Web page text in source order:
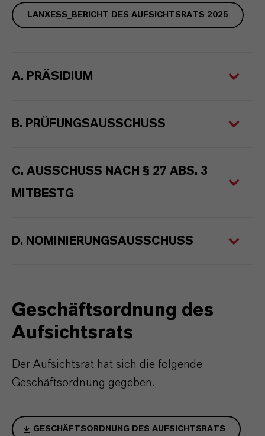
LANXESS_BERICHT DES AUFSICHTSRATS 2025
A. PRÄSIDIUM
B. PRÜFUNGSAUSSCHUSS
C. AUSSCHUSS NACH § 27 ABS. 3
MITBESTG
D. NOMINIERUNGSAUSSCHUSS
Geschäftsordnung des
Aufsichtsrats
Der Aufsichtsrat hat sich die folgende
Geschäftsordnung gegeben.
GESCHÄFTSORDNUNG DES AUFSICHTSRATS